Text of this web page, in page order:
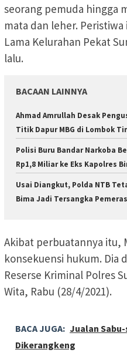
seorang pemuda hingga
mata dan leher.
Lama Kelurahan Pekat
lalu.
BACAAN LAINNYA
Ahmad Amrullah Desak
Titik Dapur MBG di Lombok
Polisi Buru Bandar Narkoba
Rp1,8 Miliar ke Eks Kapolres
Usai Diangkut, Polda NTB
Bima Jadi Tersangka
Akibat perbuatannya itu,
konsekuensi hukum. Dia
Reserse Kriminal Polres
Wita, Rabu (28/4/2021).
BACA JUGA: Jualan
Dikerangkeng